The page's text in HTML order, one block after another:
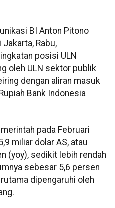
BI Anton Pitono
Rabu,
posisi ULN
oleh ULN sektor publik
dengan aliran masuk
Bank Indonesia
pada Februari
miliar dolar AS, atau
(yoy), sedikit lebih rendah
sebesar 5,6 persen
dipengaruhi oleh